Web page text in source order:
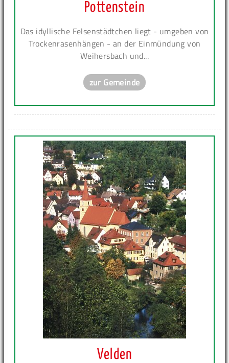
Pottenstein
Das idyllische Felsenstädtchen liegt - umgeben von
Trockenrasenhängen - an der Einmündung von
Weihersbach und...
zur Gemeinde
Velden